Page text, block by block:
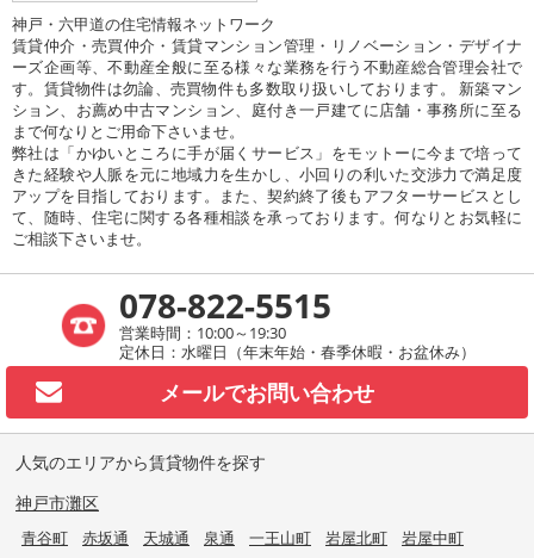
神戸・六甲道の住宅情報ネットワーク
賃貸仲介・売買仲介・賃貸マンション管理・リノベーション・デザイナ
ーズ企画等、不動産全般に至る様々な業務を行う不動産総合管理会社で
す。賃貸物件は勿論、売買物件も多数取り扱いしております。 新築マン
ション、お薦め中古マンション、庭付き一戸建てに店舗・事務所に至る
まで何なりとご用命下さいませ。
弊社は「かゆいところに手が届くサービス」をモットーに今まで培って
きた経験や人脈を元に地域力を生かし、小回りの利いた交渉力で満足度
アップを目指しております。また、契約終了後もアフターサービスとし
て、随時、住宅に関する各種相談を承っております。何なりとお気軽に
ご相談下さいませ。
078-822-5515
営業時間：10:00～19:30
定休日：水曜日（年末年始・春季休暇・お盆休み）
メールでお問い合わせ
人気のエリアから賃貸物件を探す
神戸市灘区
青谷町 赤坂通 天城通 泉通 一王山町 岩屋北町
岩屋中町